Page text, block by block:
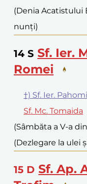
(Denia Acatistului
nunți)
14 S Sf. Ier.
Romei
†) Sf. Ier.
Sf. Mc. Tomaida
(Sâmbăta a V-a
(Dezlegare la ulei
15 D Sf. Ap.